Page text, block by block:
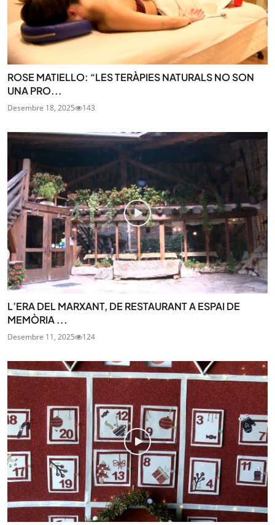
ROSE MATIELLO: “LES TERÀPIES NATURALS NO SON
UNA PRO...
Desembre 18, 2025 143
L’ERA DEL MARXANT, DE RESTAURANT A ESPAI DE
MEMÒRIA ...
Desembre 11, 2025 124